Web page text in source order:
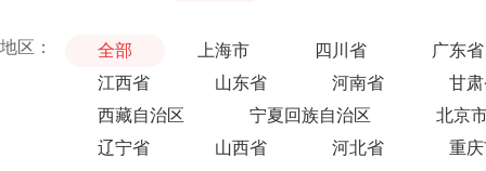
地区： 全部 上海市 四川省
广东省
江西省
山东省 河南省
甘
西藏自治区
宁夏回族自治区
北京
辽宁省
山西省 河北省 重